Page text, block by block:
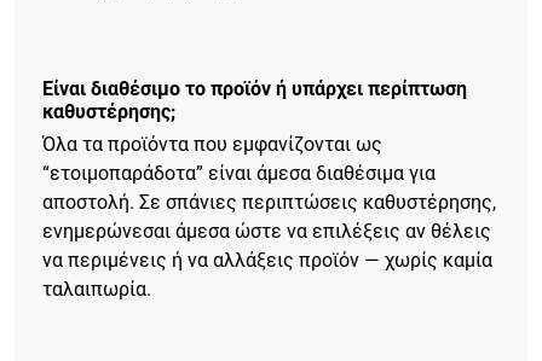
Είναι διαθέσιμο το προϊόν ή υπάρχει περίπτωση
καθυστέρησης;
Όλα τα προϊόντα που εμφανίζονται ως
“ετοιμοπαράδοτα” είναι άμεσα διαθέσιμα για
αποστολή. Σε σπάνιες περιπτώσεις καθυστέρησης,
ενημερώνεσαι άμεσα ώστε να επιλέξεις αν θέλεις
να περιμένεις ή να αλλάξεις προϊόν — χωρίς καμία
ταλαιπωρία.